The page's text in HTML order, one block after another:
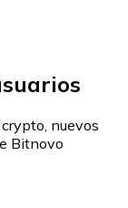
nuevos
Bitnovo